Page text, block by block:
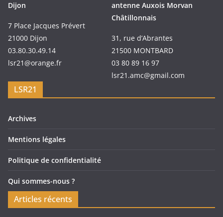
Dijon
7 Place Jacques Prévert
21000 Dijon
03.80.30.49.14
lsr21@orange.fr
antenne Auxois Morvan
Châtillonnais
31, rue d’Abrantes
21500 MONTBARD
03 80 89 16 97
lsr21.amc@gmail.com
LSR21
Archives
Mentions légales
Politique de confidentialité
Qui sommes-nous ?
Articles récents